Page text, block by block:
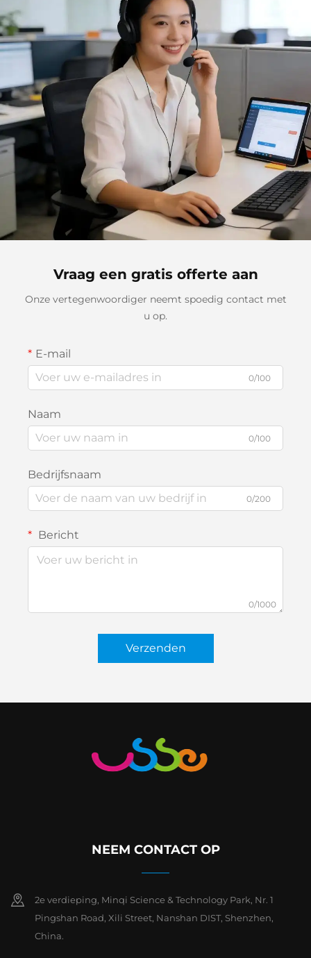
Vraag een gratis offerte aan
Onze vertegenwoordiger neemt spoedig contact met
u op.
E-mail
0/100
Naam
0/100
Bedrijfsnaam
0/200
Bericht
0/1000
Verzenden
NEEM CONTACT OP
2e verdieping, Minqi Science & Technology Park, Nr. 1
Pingshan Road, Xili Street, Nanshan DIST, Shenzhen,
China.